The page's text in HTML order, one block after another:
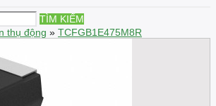
TÌM KIẾM
thụ động » TCFGB1E475M8R